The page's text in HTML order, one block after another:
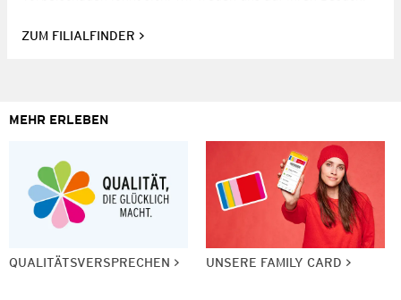
ZUM FILIALFINDER
MEHR ERLEBEN
QUALITÄTSVERSPRECHEN UNSERE FAMILY CARD